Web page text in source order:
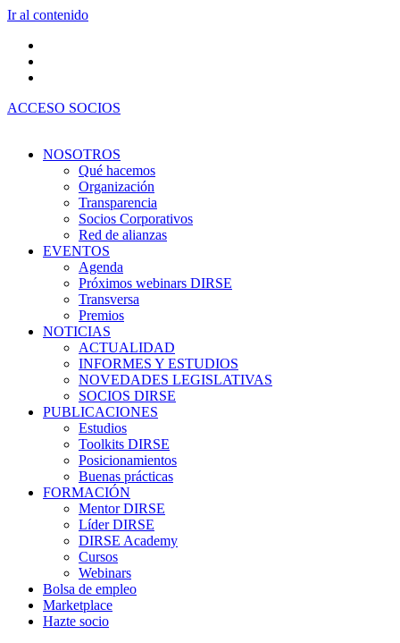
Ir al contenido
ACCESO SOCIOS
NOSOTROS
Qué hacemos
Organización
Transparencia
Socios Corporativos
Red de alianzas
EVENTOS
Agenda
Próximos webinars DIRSE
Transversa
Premios
NOTICIAS
ACTUALIDAD
INFORMES Y ESTUDIOS
NOVEDADES LEGISLATIVAS
SOCIOS DIRSE
PUBLICACIONES
Estudios
Toolkits DIRSE
Posicionamientos
Buenas prácticas
FORMACIÓN
Mentor DIRSE
Líder DIRSE
DIRSE Academy
Cursos
Webinars
Bolsa de empleo
Marketplace
Hazte socio